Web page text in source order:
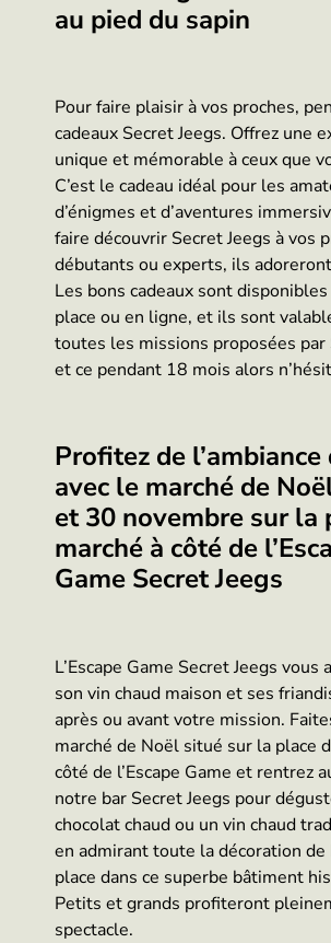
au pied du sapin
Pour faire plaisir à vos proches,
cadeaux Secret Jeegs. Offrez une
unique et mémorable à ceux que
C’est le cadeau idéal pour les
d’énigmes et d’aventures
faire découvrir Secret Jeegs à vos
débutants ou experts, ils
Les bons cadeaux sont disponibles
place ou en ligne, et ils sont
toutes les missions proposées par
et ce pendant 18 mois alors
Profitez de
avec le marché de
et 30 novembre sur la
marché à côté de
Game Secret Jeegs
L’Escape Game Secret Jeegs vous
son vin chaud maison et ses
après ou avant votre mission.
marché de Noël situé sur la place
côté de l’Escape Game et rentrez
notre bar Secret Jeegs pour
chocolat chaud ou un vin chaud
en admirant toute la décoration
place dans ce superbe bâtiment
Petits et grands profiteront
spectacle.